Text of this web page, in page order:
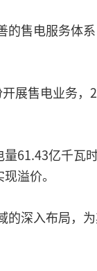
售电服务体
展售电业务
61.43亿千
溢价。
深入布局，